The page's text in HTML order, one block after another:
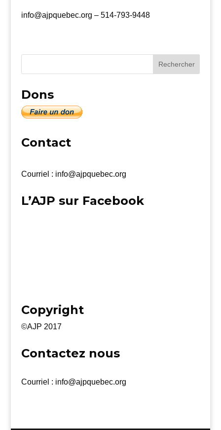
info@ajpquebec.org – 514-793-9448
Dons
Contact
Courriel : info@ajpquebec.org
L’AJP sur Facebook
Copyright
©AJP 2017
Contactez nous
Courriel : info@ajpquebec.org